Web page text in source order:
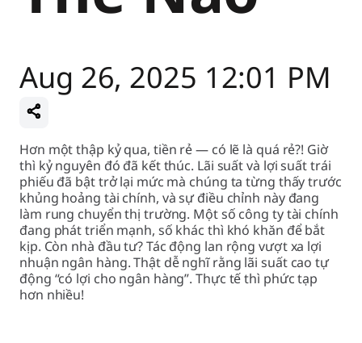
Aug 26, 2025 12:01 PM
Hơn một thập kỷ qua, tiền rẻ — có lẽ là quá rẻ?! Giờ
thì kỷ nguyên đó đã kết thúc. Lãi suất và lợi suất trái
phiếu đã bật trở lại mức mà chúng ta từng thấy trước
khủng hoảng tài chính, và sự điều chỉnh này đang
làm rung chuyển thị trường. Một số công ty tài chính
đang phát triển mạnh, số khác thì khó khăn để bắt
kịp. Còn nhà đầu tư? Tác động lan rộng vượt xa lợi
nhuận ngân hàng. Thật dễ nghĩ rằng lãi suất cao tự
động “có lợi cho ngân hàng”. Thực tế thì phức tạp
hơn nhiều!